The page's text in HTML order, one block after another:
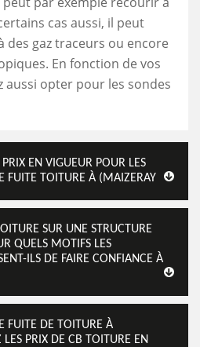
cas aussi, il peut
des gaz traceurs ou encore
En fonction de vos
aussi opter pour les sondes
EN VIGUEUR POUR LES
FUITE TOITURE À (MAIZERAY
SUR UNE STRUCTURE
QUELS MOTIFS LES
ILS DE FAIRE CONFIANCE À
FUITE DE TOITURE À
PRIX DE CB TOITURE EN